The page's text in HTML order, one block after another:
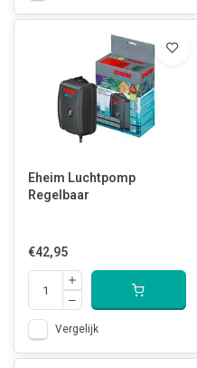
Eheim Luchtpomp
Regelbaar
€42,95
Vergelijk